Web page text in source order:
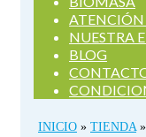
ATENCIÓN
NUESTRA
BLOG
INICIO » TIENDA »